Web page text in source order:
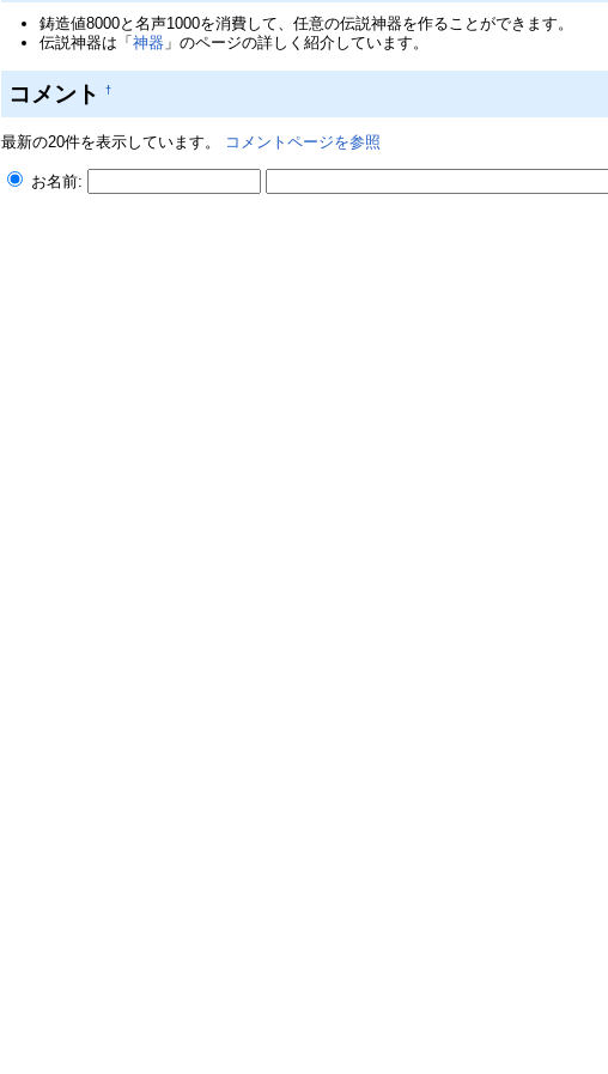
鋳造値8000と名声1000を消費して、任意の伝説神器を作ることができます。
伝説神器は「神器 」のページの詳しく紹介しています。
コメント†
最新の20件を表示しています。 コメントページを参照
お名前: